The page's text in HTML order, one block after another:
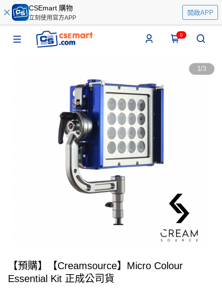
CSEmart 購物
立刻使用官方APP
開啟APP
0
1/3
【預購】【Creamsource】Micro Colour
Essential Kit 正成公司貨